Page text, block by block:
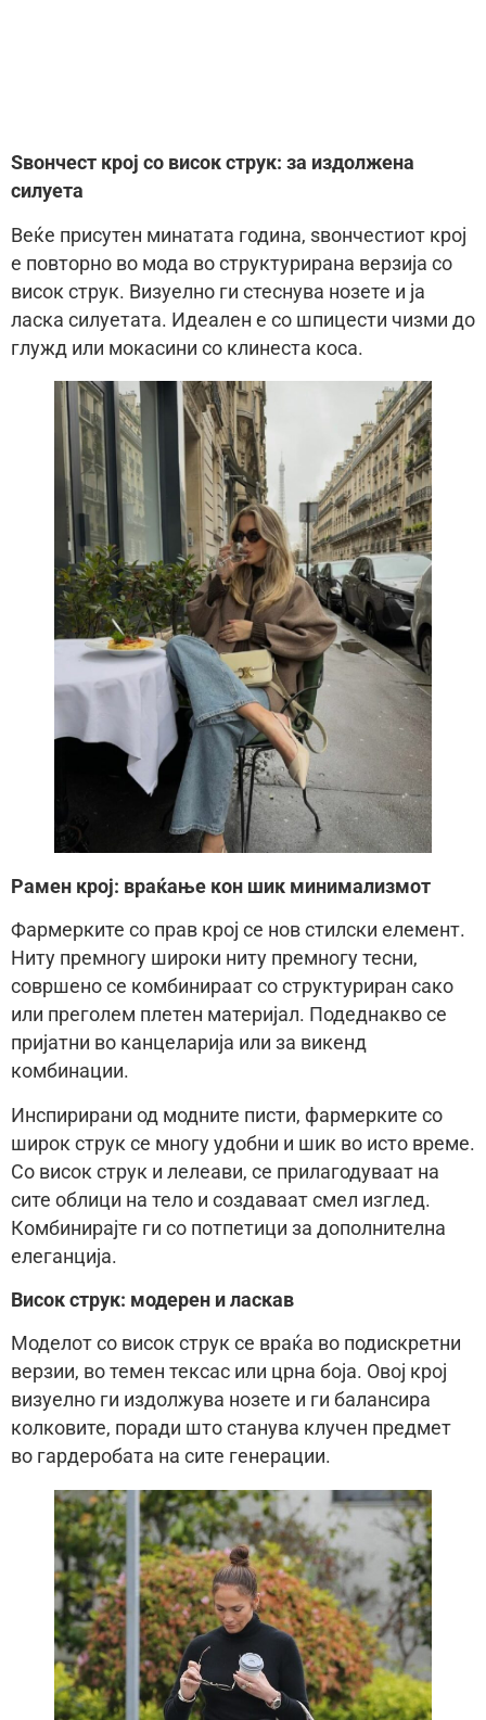
Ѕвончест крој со висок струк: за издолжена
силуета
Веќе присутен минатата година, ѕвончестиот крој
е повторно во мода во структурирана верзија со
висок струк. Визуелно ги стеснува нозете и ја
ласка силуетата. Идеален е со шпицести чизми до
глужд или мокасини со клинеста коса.
Рамен крој: враќање кон шик минимализмот
Фармерките со прав крој се нов стилски елемент.
Ниту премногу широки ниту премногу тесни,
совршено се комбинираат со структуриран сако
или преголем плетен материјал. Подеднакво се
пријатни во канцеларија или за викенд
комбинации.
Инспирирани од модните писти, фармерките со
широк струк се многу удобни и шик во исто време.
Со висок струк и лелеави, се прилагодуваат на
сите облици на тело и создаваат смел изглед.
Комбинирајте ги со потпетици за дополнителна
елеганција.
Висок струк: модерен и ласкав
Моделот со висок струк се враќа во подискретни
верзии, во темен тексас или црна боја. Овој крој
визуелно ги издолжува нозете и ги балансира
колковите, поради што станува клучен предмет
во гардеробата на сите генерации.